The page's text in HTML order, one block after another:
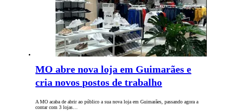
MO abre nova loja em Guimarães e
cria novos postos de trabalho
A MO acaba de abrir ao público a sua nova loja em Guimarães, passando agora a
contar com 3 lojas…